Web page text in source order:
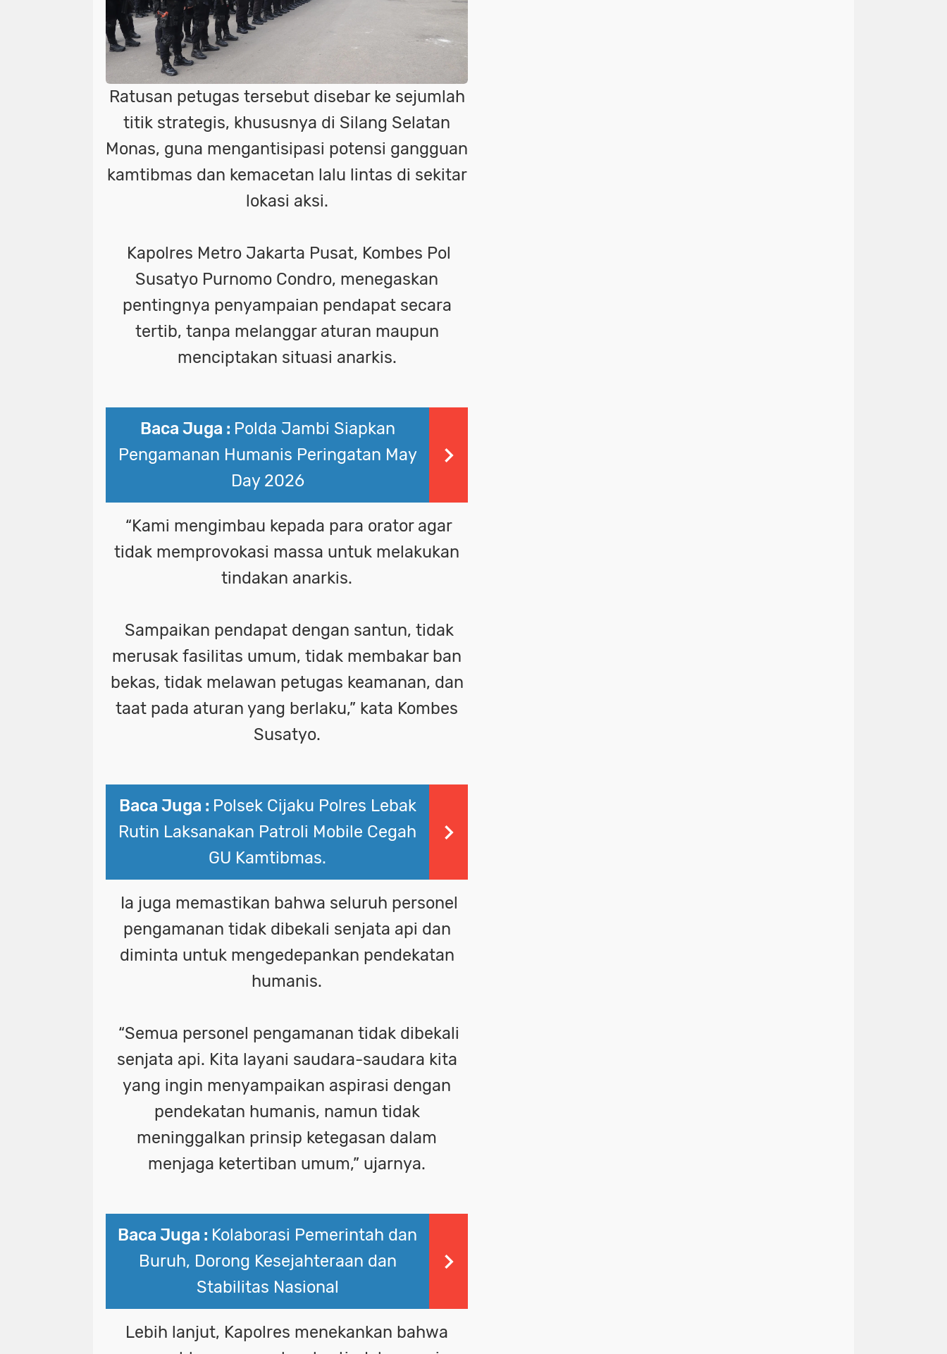
Ratusan petugas tersebut disebar ke sejumlah
titik strategis, khususnya di Silang Selatan
Monas, guna mengantisipasi potensi gangguan
kamtibmas dan kemacetan lalu lintas di sekitar
lokasi aksi.
Kapolres Metro Jakarta Pusat, Kombes Pol
Susatyo Purnomo Condro, menegaskan
pentingnya penyampaian pendapat secara
tertib, tanpa melanggar aturan maupun
menciptakan situasi anarkis.
Baca Juga : Polda Jambi Siapkan
Pengamanan Humanis Peringatan May
Day 2026
“Kami mengimbau kepada para orator agar
tidak memprovokasi massa untuk melakukan
tindakan anarkis.
Sampaikan pendapat dengan santun, tidak
merusak fasilitas umum, tidak membakar ban
bekas, tidak melawan petugas keamanan, dan
taat pada aturan yang berlaku,” kata Kombes
Susatyo.
Baca Juga : Polsek Cijaku Polres Lebak
Rutin Laksanakan Patroli Mobile Cegah
GU Kamtibmas.
Ia juga memastikan bahwa seluruh personel
pengamanan tidak dibekali senjata api dan
diminta untuk mengedepankan pendekatan
humanis.
“Semua personel pengamanan tidak dibekali
senjata api. Kita layani saudara-saudara kita
yang ingin menyampaikan aspirasi dengan
pendekatan humanis, namun tidak
meninggalkan prinsip ketegasan dalam
menjaga ketertiban umum,” ujarnya.
Baca Juga : Kolaborasi Pemerintah dan
Buruh, Dorong Kesejahteraan dan
Stabilitas Nasional
Lebih lanjut, Kapolres menekankan bahwa